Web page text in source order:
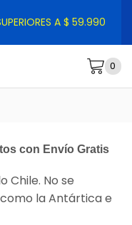
A $ 59.990
0
con Envío Gratis
Chile. No se
la Antártica e